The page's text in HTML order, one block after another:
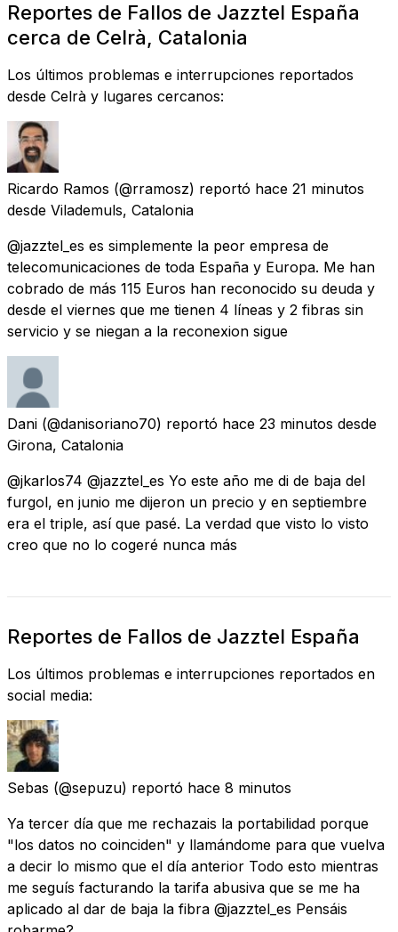
Reportes de Fallos de Jazztel España
cerca de Celrà, Catalonia
Los últimos problemas e interrupciones reportados
desde Celrà y lugares cercanos:
Ricardo Ramos (@rramosz) reportó hace 21 minutos
desde Vilademuls, Catalonia
@jazztel_es es simplemente la peor empresa de
telecomunicaciones de toda España y Europa. Me han
cobrado de más 115 Euros han reconocido su deuda y
desde el viernes que me tienen 4 líneas y 2 fibras sin
servicio y se niegan a la reconexion sigue
Dani (@danisoriano70) reportó hace 23 minutos desde
Girona, Catalonia
@jkarlos74 @jazztel_es Yo este año me di de baja del
furgol, en junio me dijeron un precio y en septiembre
era el triple, así que pasé. La verdad que visto lo visto
creo que no lo cogeré nunca más
Reportes de Fallos de Jazztel España
Los últimos problemas e interrupciones reportados en
social media:
Sebas (@sepuzu) reportó hace 8 minutos
Ya tercer día que me rechazais la portabilidad porque
"los datos no coinciden" y llamándome para que vuelva
a decir lo mismo que el día anterior Todo esto mientras
me seguís facturando la tarifa abusiva que se me ha
aplicado al dar de baja la fibra @jazztel_es Pensáis